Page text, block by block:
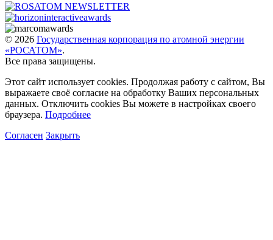
© 2026 Государственная корпорация по атомной энергии
«РОСАТОМ».
Все права защищены.
Этот сайт использует cookies. Продолжая работу с сайтом, Вы
выражаете своё согласие на обработку Ваших персональных
данных. Отключить cookies Вы можете в настройках своего
браузера. Подробнее
Согласен Закрыть